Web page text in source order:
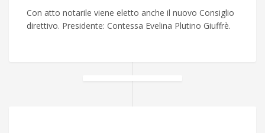
Con atto notarile viene eletto anche il nuovo Consiglio
direttivo. Presidente: Contessa Evelina Plutino Giuffrè.